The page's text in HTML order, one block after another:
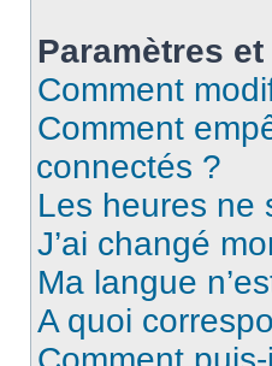
Paramètres
Comment
Comment
connectés ?
Les heures ne
J’ai changé
Ma langue
A quoi